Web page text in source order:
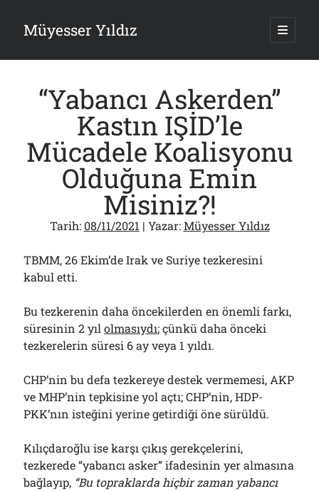
Müyesser Yıldız ana
Yan
Menü
Son Yazılar
Gazi’den Milletvekillerine Kurşun Gibi Sözler!..
Türkiye 2.0’a Gidiş!..
05/08/2026
03/08/2026
Er Gaziler 20 Gün Sonra Gelen MSB Heyetine Böyle İsyan Etti:“Bizi
Papazın “Komutanı” Ayasofya ve Patrikhane İçin ABD’yi Göreve
Çağırdı!..
31/07/2026
Arşivler
Arşivler
“Yabancı Askerden”
Kastın IŞİD’le
Mücadele Koalisyonu
Olduğuna Emin
Misiniz?!
Tarih: 08/11/2021 | Yazar:Müyesser Yıldız
TBMM, 26 Ekim’de Irak ve Suriye tezkeresini
kabul etti.
Bu tezkerenin daha öncekilerden en önemli farkı,
süresinin 2 yılolmasıydı; çünkü daha önceki
tezkerelerin süresi 6 ay veya 1 yıldı.
CHP’nin bu defa tezkereye destek vermemesi, AKP
ve MHP’nin tepkisine yol açtı; CHP’nin, HDP-
PKK’nın isteğini yerine getirdiği öne sürüldü.
Kılıçdaroğlu ise karşı çıkış gerekçelerini,
tezkerede “yabancı asker” ifadesinin yer almasına
bağlayıp, “Bu topraklarda hiçbir zaman yabancı